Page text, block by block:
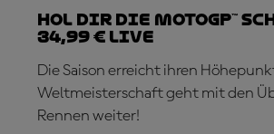
Hol dir die MotoGP™
34,99 € live
Die Saison erreicht ihren
Weltmeisterschaft geht mit den
Rennen weiter!